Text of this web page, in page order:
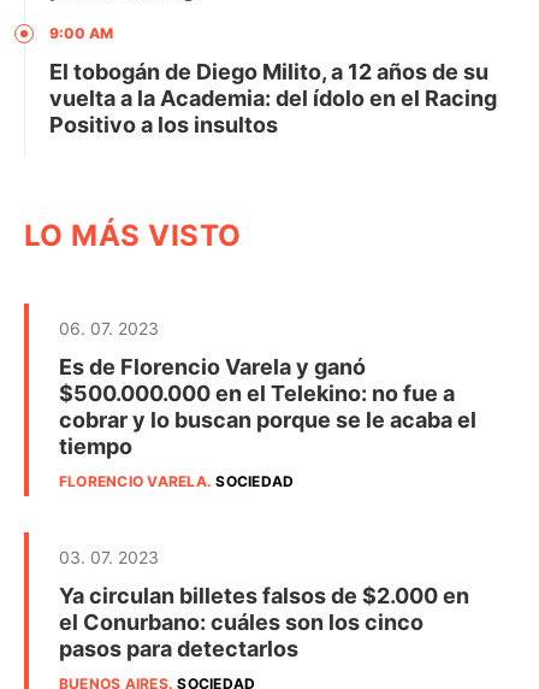
9:00 AM
El tobogán de Diego Milito, a 12 años de su
vuelta a la Academia: del ídolo en el Racing
Positivo a los insultos
LO MÁS VISTO
06. 07. 2023
Es de Florencio Varela y ganó
$500.000.000 en el Telekino: no fue a
cobrar y lo buscan porque se le acaba el
tiempo
FLORENCIO VARELA.SOCIEDAD
03. 07. 2023
Ya circulan billetes falsos de $2.000 en
el Conurbano: cuáles son los cinco
pasos para detectarlos
BUENOS AIRES.SOCIEDAD